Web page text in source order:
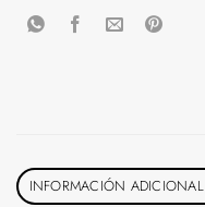
INFORMACIÓN ADICIONAL